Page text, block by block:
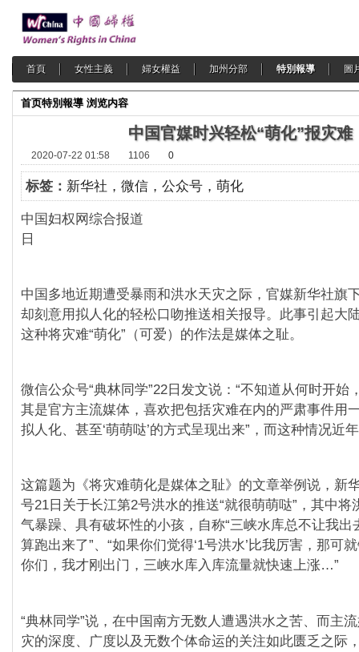
首頁 女性主義 婦女權益 加州分部 特別報導 圖
首页特別報導 浏览内容
中国官媒时兴轻松“萌化”报灾难
2020-07-22 01:58 1106 0
标签： 新华社，微信，公众号，萌化
中国妇权网综合报道 2020
日
中国多地近期遭受暴雨和洪水天灾之际，官媒新华社旗
却刻意用拟人化的轻松口吻推送相关报导。此事引起大
这种将灾难“萌化”（可爱）的作法是媒体之耻。
微信公众号“典林同学”22日发文说：“不知道从何时开始
其是官方主流媒体，喜欢把包括灾难在内的严肃事件用
拟人化、甚至‘萌萌哒’的方式呈现出来”，而这种情况近
这篇题为《将灾难萌化是媒体之耻》的文章举例说，新
号21日关于长江第2号洪水的推送“就很萌萌哒”，其中将
气暴躁、具有破坏性的小孩，自称“三峡水库总不让我
算跑出来了”、“如果你们觉得‘1号洪水’比我厉害，那可
你们，我才刚出门，三峡水库入库流量就快速上涨…”
“典林同学”说，在中国南方无数人遭遇洪水之苦、而主
灾的深度、广度以及无数个体命运的关注如此匮乏之际